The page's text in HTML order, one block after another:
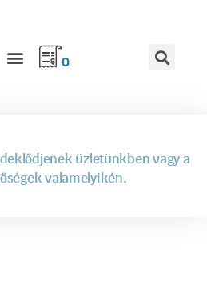
0
üzletünkben vagy a
valamelyikén.